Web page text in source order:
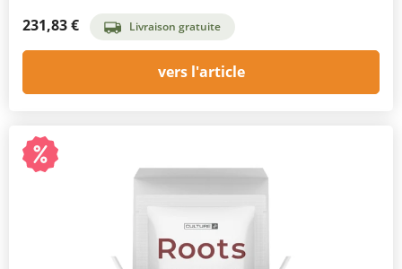
231,83 € Livraison gratuite
vers l'article